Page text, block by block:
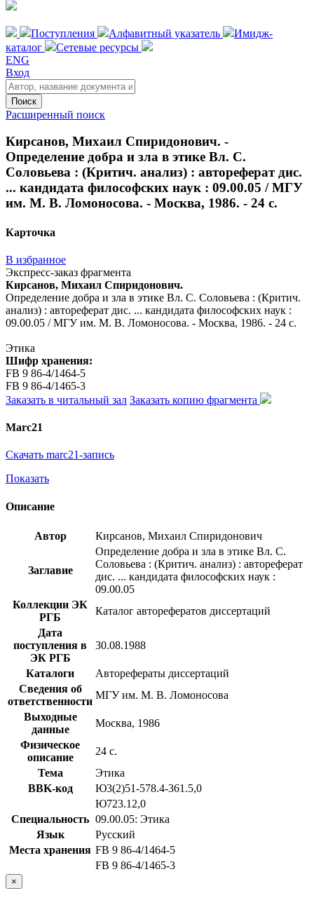
Поступления Алфавитный указатель
Имидж-
каталог
Сетевые ресурсы
ENG
Вход
Поиск
Расширенный поиск
Кирсанов, Михаил Спиридонович. -
Определение добра и зла в этике Вл. С.
Соловьева : (Критич. анализ) : автореферат дис.
... кандидата философских наук : 09.00.05 / МГУ
им. М. В. Ломоносова. - Москва, 1986. - 24 с.
Карточка
В избранное
Экспресс-заказ фрагмента
Кирсанов, Михаил Спиридонович.
Определение добра и зла в этике Вл. С. Соловьева : (Критич.
анализ) : автореферат дис. ... кандидата философских наук :
09.00.05 / МГУ им. М. В. Ломоносова. - Москва, 1986. - 24 с.
Этика
Шифр хранения:
FB 9 86-4/1464-5
FB 9 86-4/1465-3
Заказать в читальный зал Заказать копию фрагмента
Marc21
Скачать marc21-запись
Показать
Описание
Автор Кирсанов, Михаил Спиридонович
Заглавие
Определение добра и зла в этике Вл. С.
Соловьева : (Критич. анализ) : автореферат
дис. ... кандидата философских наук :
09.00.05
Коллекции ЭК
РГБ
Каталог авторефератов диссертаций
Дата
поступления в
ЭК РГБ
30.08.1988
Каталоги
Авторефераты диссертаций
Сведения об
ответственности
МГУ им. М. В. Ломоносова
Выходные
данные
Москва, 1986
Физическое
описание
24 с.
Тема
Этика
BBK-код
Ю3(2)51-578.4-361.5,0
Ю723.12,0
Специальность 09.00.05: Этика
Язык
Русский
Места хранения FB 9 86-4/1464-5
FB 9 86-4/1465-3
×